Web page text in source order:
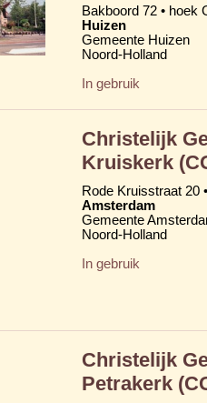
Bakboord 72 • hoek
Huizen
Gemeente Huizen
Noord-Holland
In gebruik
Christelijk
Kruiskerk
Rode Kruisstraat 20
Amsterdam
Gemeente
Noord-Holland
In gebruik
Christelijk
Petrakerk